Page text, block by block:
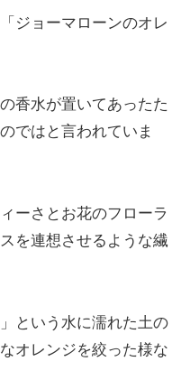
ジョーマローンのオレ
香水が置いてあったた
ではと言われていま
ーさとお花のフローラ
を連想させるような繊
という水に濡れた土の
オレンジを絞った様な